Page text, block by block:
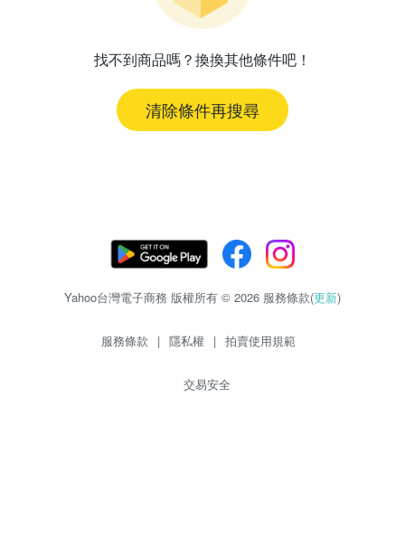
找不到商品嗎？換換其他條件吧！
清除條件再搜尋
Yahoo台灣電子商務 版權所有 © 2026 服務條款(更新)
服務條款 | 隱私權 | 拍賣使用規範
交易安全